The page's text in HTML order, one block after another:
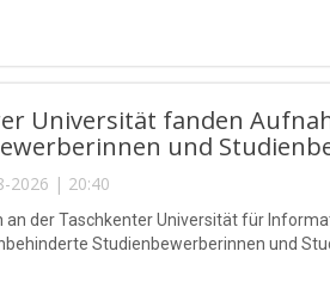
Universität fanden
und
2026 | 20:40
an der Taschkenter Universität für
Studienbewerberinnen und